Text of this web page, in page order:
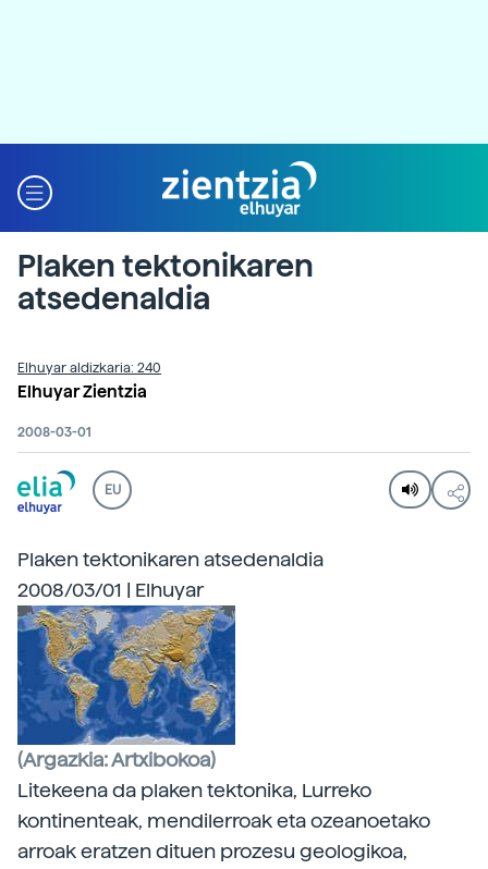
Plaken tektonikaren
atsedenaldia
Elhuyar aldizkaria: 240
Elhuyar Zientzia
2008-03-01
EU
Plaken tektonikaren atsedenaldia
2008/03/01 | Elhuyar
(Argazkia: Artxibokoa)
Litekeena da plaken tektonika, Lurreko
kontinenteak, mendilerroak eta ozeanoetako
arroak eratzen dituen prozesu geologikoa,